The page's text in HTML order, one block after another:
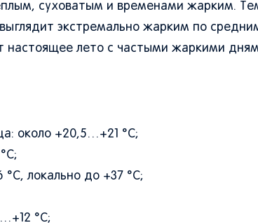
суховатым и временами жарким.
экстремально жарким по
настоящее лето с частыми жаркими
около +20,5…+21 °C;
локально до +37 °C;
°C;